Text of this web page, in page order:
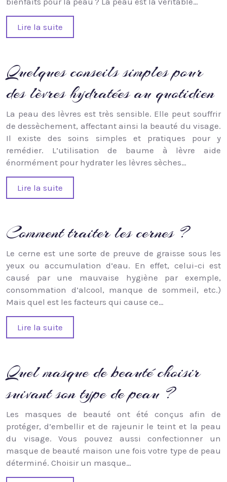
Lire la suite
Quelques conseils simples pour
des lèvres hydratées au quotidien
La peau des lèvres est très sensible. Elle peut souffrir
de dessèchement, affectant ainsi la beauté du visage.
Il existe des soins simples et pratiques pour y
remédier. L’utilisation de baume à lèvre aide
énormément pour hydrater les lèvres sèches…
Lire la suite
Comment traiter les cernes ?
Le cerne est une sorte de preuve de graisse sous les
yeux ou accumulation d’eau. En effet, celui-ci est
causé par une mauvaise hygiène par exemple,
consommation d’alcool, manque de sommeil, etc.)
Mais quel est les facteurs qui cause ce…
Lire la suite
Quel masque de beauté choisir
suivant son type de peau ?
Les masques de beauté ont été conçus afin de
protéger, d’embellir et de rajeunir le teint et la peau
du visage. Vous pouvez aussi confectionner un
masque de beauté maison une fois votre type de peau
déterminé. Choisir un masque…